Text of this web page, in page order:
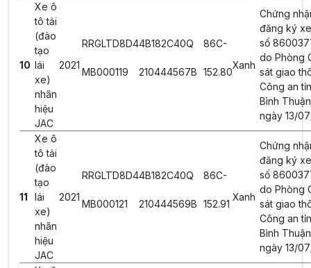
10
Xe ô
tô tải
(đào
tạo
lái
xe)
nhãn
hiệu
JAC
2021
RRGLTD8D4
MB000119
4B182C40Q
210444567B
86C-
152.80
Xanh
Chứng
đăng ký
số
do Phòng
sát giao
Công an
Bình
ngày 13/
11
Xe ô
tô tải
(đào
tạo
lái
xe)
nhãn
hiệu
JAC
2021
RRGLTD8D4
MB000121
4B182C40Q
210444569B
86C-
152.91
Xanh
Chứng
đăng ký
số
do Phòng
sát giao
Công an
Bình
ngày 13/